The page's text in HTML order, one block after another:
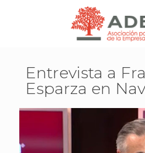
Entrevista a
Esparza en